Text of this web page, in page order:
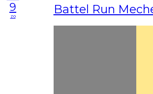
9
zo Battel Run